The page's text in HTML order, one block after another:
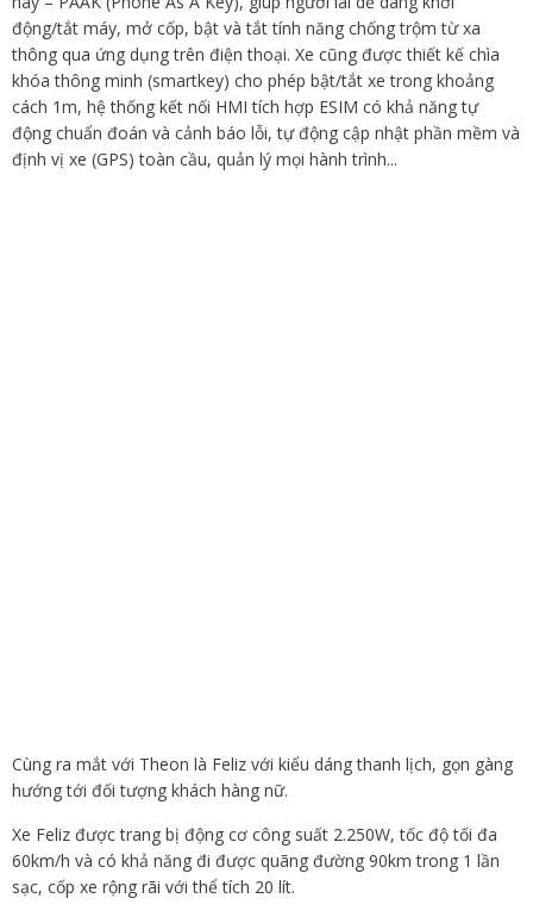
động/tắt máy, mở cốp, bật và tắt tính năng chống trộm từ xa
thông qua ứng dụng trên điện thoại. Xe cũng được thiết kế chìa
khóa thông minh (smartkey) cho phép bật/tắt xe trong khoảng
cách 1m, hệ thống kết nối HMI tích hợp ESIM có khả năng tự
động chuẩn đoán và cảnh báo lỗi, tự động cập nhật phần mềm và
định vị xe (GPS) toàn cầu, quản lý mọi hành trình...
Cùng ra mắt với Theon là Feliz với kiểu dáng thanh lịch, gọn gàng
hướng tới đối tượng khách hàng nữ.
Xe Feliz được trang bị động cơ công suất 2.250W, tốc độ tối đa
60km/h và có khả năng đi được quãng đường 90km trong 1 lần
sạc, cốp xe rộng rãi với thể tích 20 lít.